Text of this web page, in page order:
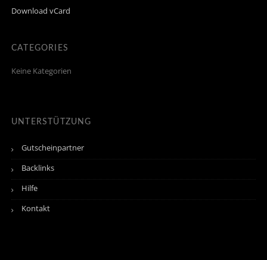
Download vCard
CATEGORIES
Keine Kategorien
UNTERSTÜTZUNG
Gutscheinpartner
Backlinks
Hilfe
Kontakt